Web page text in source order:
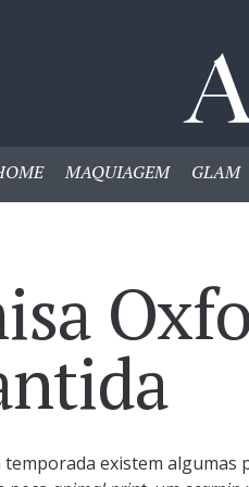
MAQUIAGEM GLAM
temporada existem